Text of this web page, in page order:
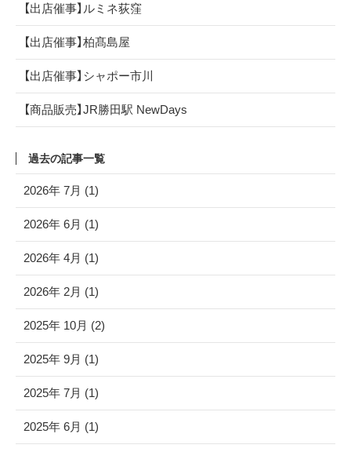
【出店催事】ルミネ荻窪
【出店催事】柏髙島屋
【出店催事】シャポー市川
【商品販売】JR勝田駅 NewDays
過去の記事一覧
2026年 7月 (1)
2026年 6月 (1)
2026年 4月 (1)
2026年 2月 (1)
2025年 10月 (2)
2025年 9月 (1)
2025年 7月 (1)
2025年 6月 (1)